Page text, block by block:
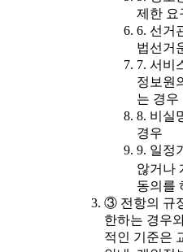
제한 요
6. 선거
법선거
7. 서비
정보원
는 경우
8. 비실
경우
9. 일정
않거나
동의를
③ 전항의 규
한하는 경우
적인 기준은